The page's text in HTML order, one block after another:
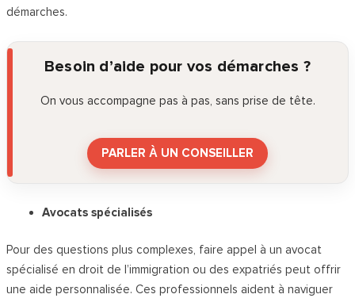
démarches.
Besoin d’aide pour vos démarches ?
On vous accompagne pas à pas, sans prise de tête.
PARLER À UN CONSEILLER
Avocats spécialisés
Pour des questions plus complexes, faire appel à un avocat
spécialisé en droit de l’immigration ou des expatriés peut offrir
une aide personnalisée. Ces professionnels aident à naviguer